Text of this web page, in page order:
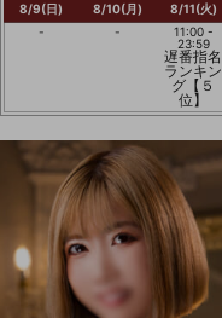
8/9(日)
-
8/10(月)
-
8/11(火)
11:00 -
23:59
遅番指名
ランキン
グ【５
位】